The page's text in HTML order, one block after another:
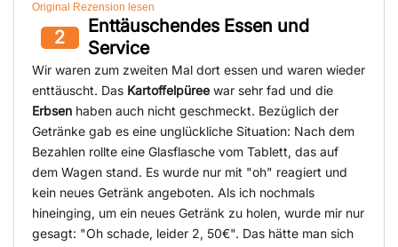
Original Rezension lesen
2
Enttäuschendes Essen und
Service
Wir waren zum zweiten Mal dort essen und waren wieder
enttäuscht. Das Kartoffelpüree war sehr fad und die
Erbsen haben auch nicht geschmeckt. Bezüglich der
Getränke gab es eine unglückliche Situation: Nach dem
Bezahlen rollte eine Glasflasche vom Tablett, das auf
dem Wagen stand. Es wurde nur mit "oh" reagiert und
kein neues Getränk angeboten. Als ich nochmals
hineinging, um ein neues Getränk zu holen, wurde mir nur
gesagt: "Oh schade, leider 2, 50€". Das hätte man sich